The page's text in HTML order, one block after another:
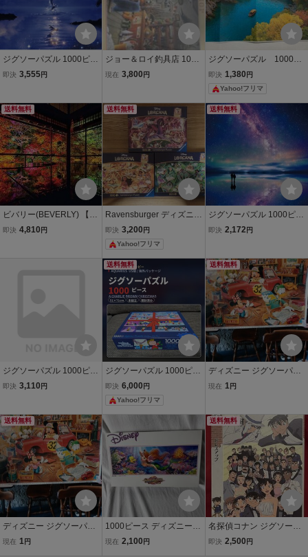
ジグソーパズル 1000ピー
ス ラッセン ドリーミング
即決 3,555円
ジョー＆ロイ釣具店 1000
ピース ジグソーパズル サ
現在 3,800 円
ジグソーパズル 1000ピ
ース 童話の世界／吉隆
堡 【未使用】
即決 1,380 円
Yahoo!フリマ
送料無料
ビバリー(BEVERLY) 【日
本製】ビバリー 1000ピー
即決 4,810 円
送料無料
Ravensburger ディズニー
ロルカナ 1000ピース ジ
グソーパズル 3種セット
即決 3,200 円
Yahoo!フリマ
送料無料
ジグソーパズル 1000ピー
ス 星空のウユニ塩湖 26×
即決 2,172 円
ジグソーパズル 1000ピー
ス 不二家ミルキーペコち
即決 3,110 円
送料無料
ジグソーパズル 1000ピー
ス スヌーピー チャーリー
ブラウン クリスマス AQU
ARIUS
即決 6,000 円
Yahoo!フリマ
送料無料
ディズニー ジグソーパズ
ル ミッキーのおもちゃ工
現在 1 円
送料無料
ディズニー ジグソーパズ
ル ミッキーのおもちゃ工
現在 1円
1000ピース ディズニー
ジグソーパズル リトルマ
現在 2,100 円
送料無料
名探偵コナン ジグソーパ
ズル1000ピース ドレス
即決 2,500 円